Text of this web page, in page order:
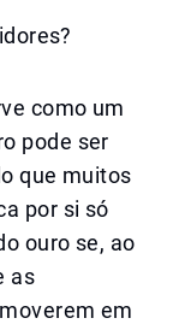
como um
pode ser
que muitos
por si só
ouro se, ao
as
em